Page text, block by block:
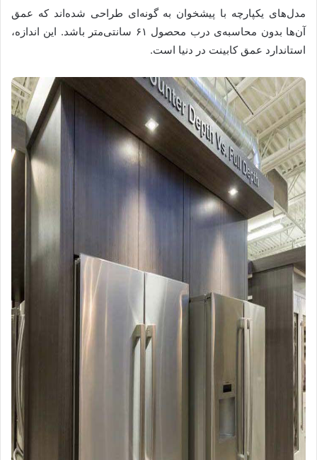
مدل‌های یکپارچه با پیشخوان به گونه‌ای طراحی شده‌اند که عمق
آن‌ها بدون محاسبه‌ی درب محصول ۶۱ سانتی‌متر باشد. این اندازه،
استاندارد عمق کابینت در دنیا است.